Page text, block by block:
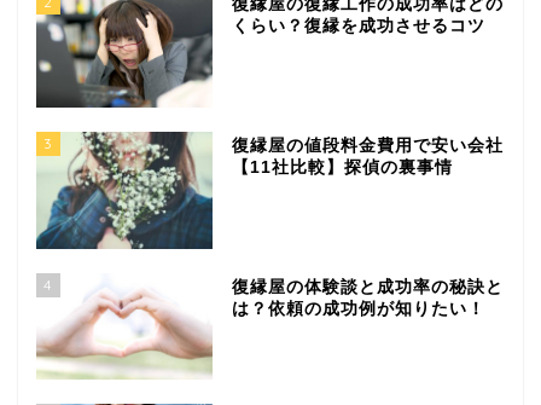
復縁屋の復縁工作の成功率はどの
くらい？復縁を成功させるコツ
3
復縁屋の値段料金費用で安い会社
【11社比較】探偵の裏事情
4
復縁屋の体験談と成功率の秘訣と
は？依頼の成功例が知りたい！